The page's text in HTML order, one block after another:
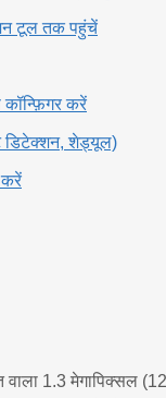
टूल तक पहुंचें
कॉन्फ़िगर करें
डिटेक्शन, शेड्यूल)
करें
1.3 मेगापिक्सल